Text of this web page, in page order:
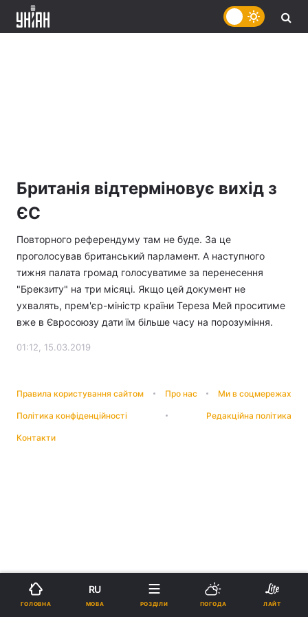
Британія відтерміновує вихід з
ЄС
Повторного референдуму там не буде. За це
проголосував британський парламент. А наступного
тижня палата громад голосуватиме за перенесення
"Брекзиту" на три місяці. Якщо цей документ не
ухвалять, прем'єр-міністр країни Тереза Мей проситиме
вже в Євросоюзу дати їм більше часу на порозуміння.
01:12, 15.03.2019
Правила користування сайтом Про нас Ми в соцмережах
Політика конфіденційності Редакційна політика
Контакти
ГОЛОВНА
RU
МОВА РОЗДІЛИ ПОГОДА ЛАЙТ